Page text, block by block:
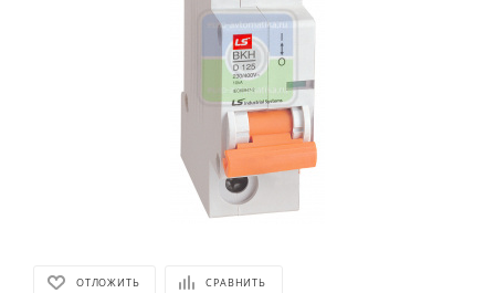
ОТЛОЖИТЬ СРАВНИТЬ